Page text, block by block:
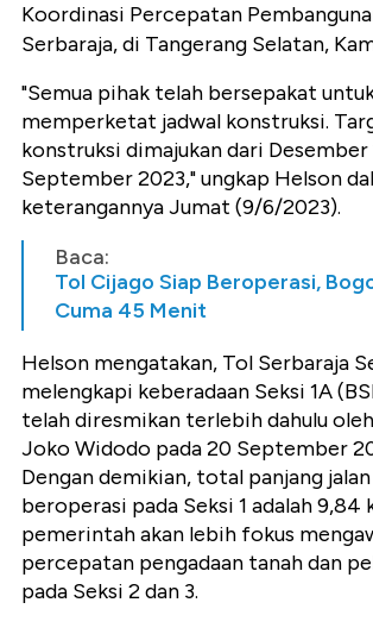
Koordinasi Percepatan
Serbaraja, di Tangerang Selatan,
"Semua pihak telah bersepakat
memperketat jadwal konstruksi.
konstruksi dimajukan dari
September 2023," ungkap Helson
keterangannya Jumat (9/6/2023).
Baca:
Tol Cijago Siap Beroperasi,
Cuma 45 Menit
Helson mengatakan, Tol Serbaraja
melengkapi keberadaan Seksi 1A
telah diresmikan terlebih dahulu
Joko Widodo pada 20 September
Dengan demikian, total panjang
beroperasi pada Seksi 1 adalah 9,84
pemerintah akan lebih fokus
percepatan pengadaan tanah dan
pada Seksi 2 dan 3.